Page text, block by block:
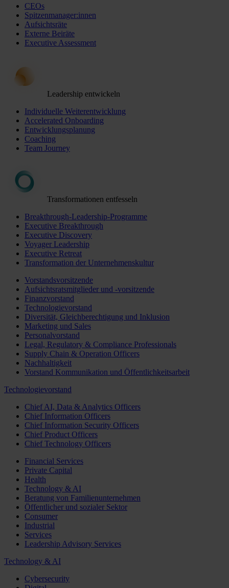
CEOs
Spitzenmanager:innen
Aufsichtsräte
Externe Beiräte
Executive Assessment
Leadership entwickeln
Individuelle Weiterentwicklung
Accelerated Onboarding
Entwicklungsplanung
Coaching
Team Journey
Transformationen entfesseln
Breakthrough-Leadership-Programme
Executive Breakthrough
Executive Discovery
Voyager Leadership
Executive Retreat
Transformation der Unternehmenskultur
Vorstandsvorsitzende
Aufsichtsratsmitglieder und -vorsitzende
Finanzvorstand
Technologievorstand
Diversität, Gleichberechtigung und Inklusion
Marketing und Sales
Personalvorstand
Legal, Regulatory & Compliance Professionals
Supply Chain & Operation Officers
Nachhaltigkeit
Vorstand Kommunikation und Öffentlichkeitsarbeit
Technologievorstand
Chief AI, Data & Analytics Officers
Chief Information Officers
Chief Information Security Officers
Chief Product Officers
Chief Technology Officers
Financial Services
Private Capital
Health
Technology & AI
Beratung von Familienunternehmen
Öffentlicher und sozialer Sektor
Consumer
Industrial
Services
Leadership Advisory Services
Technology & AI
Cybersecurity